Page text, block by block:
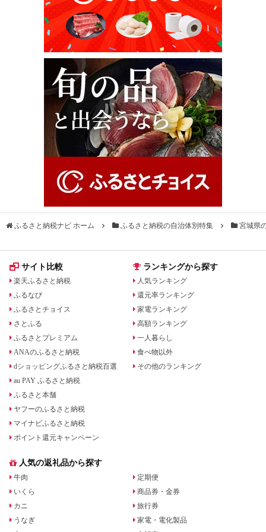
ふるさと納税ナビ ホーム ふるさと納税の自治体別特集 宮城県
サイト比較
楽天ふるさと納税
ふるなび
ふるさとチョイス
さとふる
ふるさとプレミアム
ANAのふるさと納税
dショッピングふるさと納税百選
au PAY ふるさと納税
ふるさと本舗
ヤフーのふるさと納税
マイナビふるさと納税
ポイント還元キャンペーン
ランキングから探す
人気ランキング
還元率ランキング
家電ランキング
高額ランキング
一人暮らし
食べ物以外
その他のランキング
人気の返礼品から探す
牛肉
いくら
カニ
うなぎ
定期便
商品券・金券
旅行券
家電・電化製品